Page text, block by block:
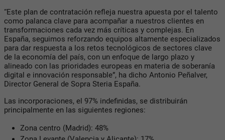
“Este plan de contratación refleja nuestra apuesta por el talento
como palanca clave para acompañar a nuestros clientes en
transformaciones cada vez más críticas y complejas. En
España, seguimos reforzando equipos altamente especializados
para dar respuesta a los retos tecnológicos de sectores clave
de la economía del país, con un enfoque de largo plazo y
alineado con las prioridades europeas en materia de soberanía
digital e innovación responsable”, ha dicho Antonio Peñalver,
Director General de Sopra Steria España.
Las incorporaciones, el 97% indefinidas, se distribuirán
principalmente en las siguientes regiones:
Zona centro (Madrid): 48%